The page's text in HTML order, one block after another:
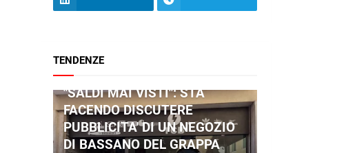
TENDENZE
"SALDI MAI VISTI": STA
FACENDO DISCUTERE
PUBBLICITA' DI UN NEGOZIO
DI BASSANO DEL GRAPPA